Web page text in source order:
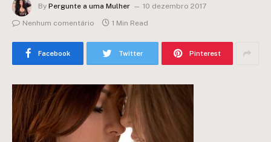
By Pergunte a uma Mulher
10 dezembro 2017
Nenhum comentário
1 Min Read
Facebook Twitter Pinterest